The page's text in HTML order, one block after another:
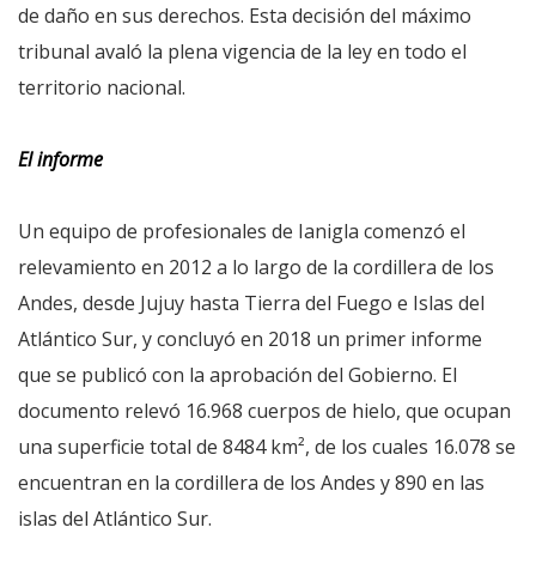
de daño en sus derechos. Esta decisión del máximo
tribunal avaló la plena vigencia de la ley en todo el
territorio nacional.
El informe
Un equipo de profesionales de Ianigla comenzó el
relevamiento en 2012 a lo largo de la cordillera de los
Andes, desde Jujuy hasta Tierra del Fuego e Islas del
Atlántico Sur, y concluyó en 2018 un primer informe
que se publicó con la aprobación del Gobierno. El
documento relevó 16.968 cuerpos de hielo, que ocupan
una superficie total de 8484 km², de los cuales 16.078 se
encuentran en la cordillera de los Andes y 890 en las
islas del Atlántico Sur.